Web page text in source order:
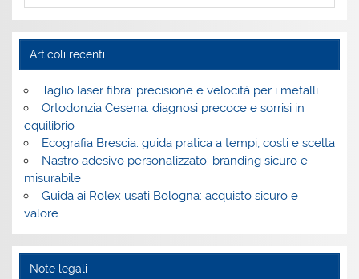
Articoli recenti
Taglio laser fibra: precisione e velocità per i metalli
Ortodonzia Cesena: diagnosi precoce e sorrisi in
equilibrio
Ecografia Brescia: guida pratica a tempi, costi e scelta
Nastro adesivo personalizzato: branding sicuro e
misurabile
Guida ai Rolex usati Bologna: acquisto sicuro e
valore
Note legali